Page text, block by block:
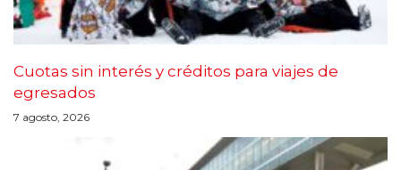
Cuotas sin interés y créditos para viajes de
egresados
7 agosto, 2026